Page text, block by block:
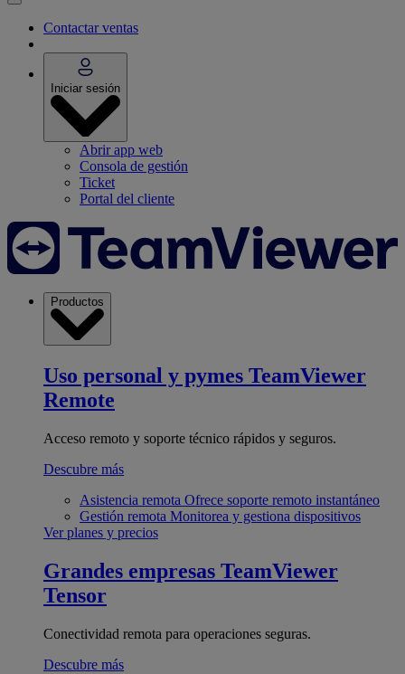
Contactar ventas
Iniciar sesión
Abrir app web
Consola de gestión
Ticket
Portal del cliente
Productos
Uso personal y pymes TeamViewer
Remote
Acceso remoto y soporte técnico rápidos y seguros.
Descubre más
Asistencia remota Ofrece soporte remoto instantáneo
Gestión remota Monitorea y gestiona dispositivos
Ver planes y precios
Grandes empresas TeamViewer
Tensor
Conectividad remota para operaciones seguras.
Descubre más